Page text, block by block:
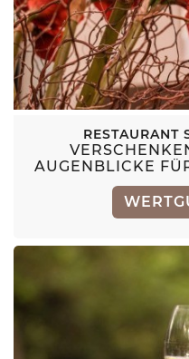
RESTAURANT
AUGENBLICKE